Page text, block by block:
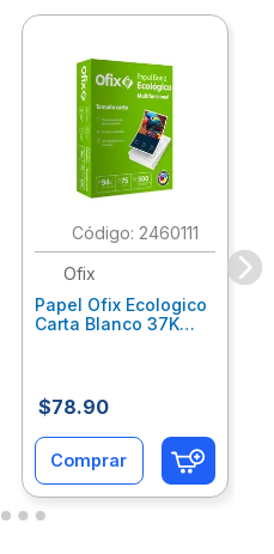
: 2460111
Ofix
Papel Ofix Ecologico
Carta Blanco 37K
$78.90
Comprar